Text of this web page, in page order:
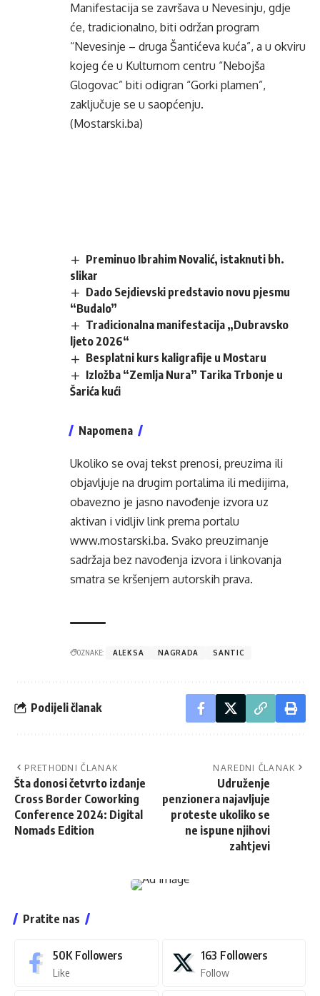
Manifestacija se završava u Nevesinju, gdje
će, tradicionalno, biti održan program
“Nevesinje – druga Šantićeva kuća”, a u okviru
kojeg će u Kulturnom centru “Nebojša
Glogovac” biti odigran “Gorki plamen”,
zaključuje se u saopćenju.
(Mostarski.ba)
Preminuo Ibrahim Novalić, istaknuti bh.
slikar
Dado Sejdievski predstavio novu pjesmu
“Budalo”
Tradicionalna manifestacija „Dubravsko
ljeto 2026“
Besplatni kurs kaligrafije u Mostaru
Izložba “Zemlja Nura” Tarika Trbonje u
Šarića kući
Napomena
Ukoliko se ovaj tekst prenosi, preuzima ili
objavljuje na drugim portalima ili medijima,
obavezno je jasno navođenje izvora uz
aktivan i vidljiv link prema portalu
www.mostarski.ba. Svako preuzimanje
sadržaja bez navođenja izvora i linkovanja
smatra se kršenjem autorskih prava.
OZNAKE: ALEKSA NAGRADA SANTIC
Podijeli članak
PRETHODNI ČLANAK
Šta donosi četvrto izdanje
Cross Border Coworking
Conference 2024: Digital
Nomads Edition
NAREDNI ČLANAK
Udruženje
penzionera najavljuje
proteste ukoliko se
ne ispune njihovi
zahtjevi
Pratite nas
50K Followers
Like
163 Followers
Follow